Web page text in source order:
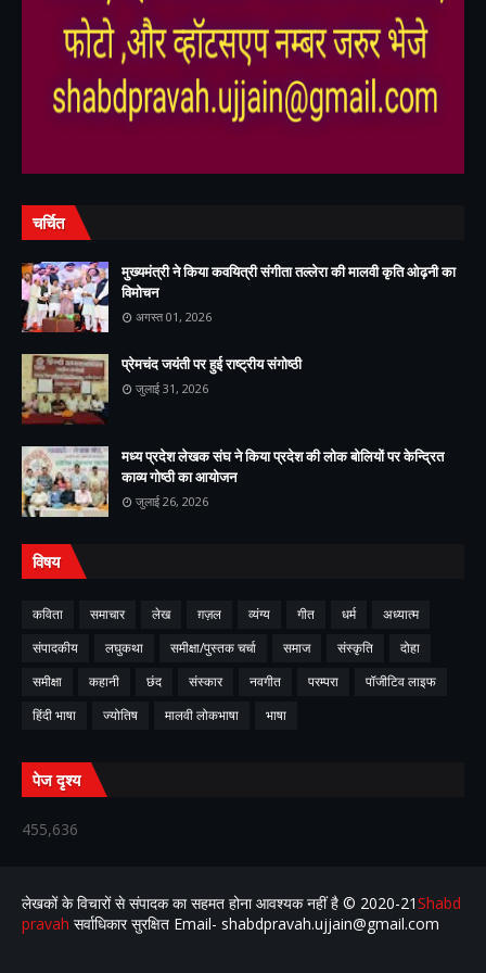
चर्चित
मुख्यमंत्री ने किया कवयित्री संगीता तल्लेरा की मालवी कृति ओढ़नी का
विमोचन
अगस्त 01, 2026
प्रेमचंद जयंती पर हुई राष्ट्रीय संगोष्ठी
जुलाई 31, 2026
मध्य प्रदेश लेखक संघ ने किया प्रदेश की लोक बोलियों पर केन्द्रित
काव्य गोष्ठी का आयोजन
जुलाई 26, 2026
विषय
कविता समाचार लेख ग़ज़ल व्यंग्य गीत धर्म
अध्यात्म
संपादकीय
लघुकथा समीक्षा/पुस्तक चर्चा समाज संस्कृति
दोहा
समीक्षा
कहानी छंद संस्कार नवगीत परम्परा
पॉजीटिव लाइफ
हिंदी भाषा
ज्योतिष मालवी लोकभाषा भाषा
पेज दृश्य
455,636
लेखकों के विचारों से संपादक का सहमत होना आवश्यक नहीं है ©️ 2020-21Shabd
pravah सर्वाधिकार सुरक्षित Email- shabdpravah.ujjain@gmail.com